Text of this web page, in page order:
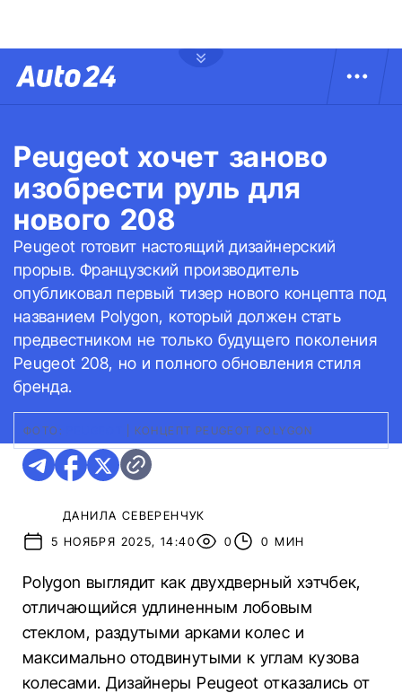
Peugeot хочет заново
изобрести руль для
нового 208
Peugeot готовит настоящий дизайнерский
прорыв. Французский производитель
опубликовал первый тизер нового концепта под
названием Polygon, который должен стать
предвестником не только будущего поколения
Peugeot 208, но и полного обновления стиля
бренда.
ФОТО: КОНЦЕПТ PEUGEOT POLYGON
ДАНИЛА СЕВЕРЕНЧУК
5 НОЯБРЯ 2025, 14:40
0 0 МИН
Polygon выглядит как двухдверный хэтчбек,
отличающийся удлиненным лобовым
стеклом, раздутыми арками колес и
максимально отодвинутыми к углам кузова
колесами. Дизайнеры Peugeot отказались от